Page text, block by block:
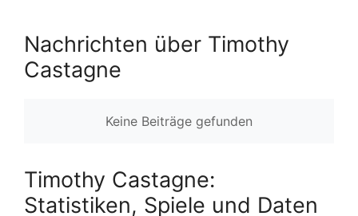
Nachrichten über Timothy
Castagne
Keine Beiträge gefunden
Timothy Castagne:
Statistiken, Spiele und Daten